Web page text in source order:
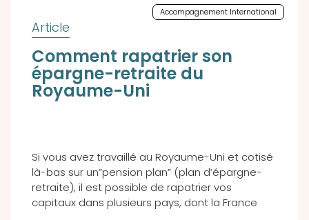
Accompagnement International
Comment rapatrier son
épargne-retraite du
Royaume-Uni
Si vous avez travaillé au Royaume-Uni et cotisé
là-bas sur un”pension plan” (plan d’épargne-
retraite), il est possible de rapatrier vos
capitaux dans plusieurs pays, dont la France